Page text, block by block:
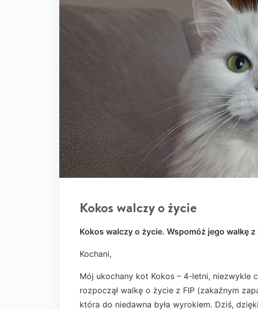
Kokos walczy o życie
Kokos walczy o życie. Wspomóż jego walkę z
Kochani,
Mój ukochany kot Kokos – 4-letni, niezwykle
rozpoczął walkę o życie z FIP (zakaźnym
która do niedawna była wyrokiem. Dziś,